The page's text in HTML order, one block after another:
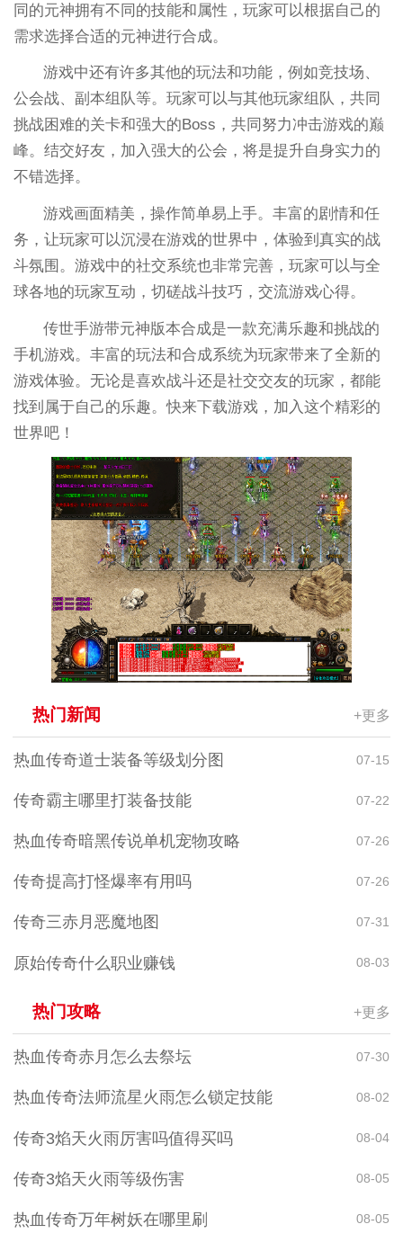
同的元神拥有不同的技能和属性，玩家可以根据自己的
需求选择合适的元神进行合成。
游戏中还有许多其他的玩法和功能，例如竞技场、
公会战、副本组队等。玩家可以与其他玩家组队，共同
挑战困难的关卡和强大的Boss，共同努力冲击游戏的巅
峰。结交好友，加入强大的公会，将是提升自身实力的
不错选择。
游戏画面精美，操作简单易上手。丰富的剧情和任
务，让玩家可以沉浸在游戏的世界中，体验到真实的战
斗氛围。游戏中的社交系统也非常完善，玩家可以与全
球各地的玩家互动，切磋战斗技巧，交流游戏心得。
传世手游带元神版本合成是一款充满乐趣和挑战的
手机游戏。丰富的玩法和合成系统为玩家带来了全新的
游戏体验。无论是喜欢战斗还是社交交友的玩家，都能
找到属于自己的乐趣。快来下载游戏，加入这个精彩的
世界吧！
热门新闻 +更多
热血传奇道士装备等级划分图 07-15
传奇霸主哪里打装备技能 07-22
热血传奇暗黑传说单机宠物攻略 07-26
传奇提高打怪爆率有用吗 07-26
传奇三赤月恶魔地图 07-31
原始传奇什么职业赚钱 08-03
热门攻略 +更多
热血传奇赤月怎么去祭坛 07-30
热血传奇法师流星火雨怎么锁定技能 08-02
传奇3焰天火雨厉害吗值得买吗 08-04
传奇3焰天火雨等级伤害 08-05
热血传奇万年树妖在哪里刷 08-05